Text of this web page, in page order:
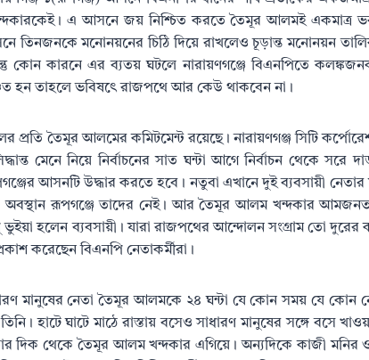
এ আসনে জয় নিশ্চিত করতে তৈমূর আলমই একমাত্র
মনোনয়নের চিঠি দিয়ে রাখলেও চূড়ান্ত মনোনয়ন
কোন কারনে এর ব্যতয় ঘটলে নারায়ণগঞ্জে বিএনপিতে
হন তাহলে ভবিষৎে রাজপথে আর কেউ থাকবেন না।
প্রতি তৈমূর আলমের কমিটমেন্ট রয়েছে। নারায়ণগঞ্জ সিটি
মেনে নিয়ে নির্বাচনের সাত ঘন্টা আগে নির্বাচন থেকে
আসনটি উদ্ধার করতে হবে। নতুবা এখানে দুই ব্যবসায়ী নেতার
রূপগঞ্জে তাদের নেই। আর তৈমূর আলম খন্দকার
ভুইয়া হলেন ব্যবসায়ী। যারা রাজপথের আন্দোলন সংগ্রাম তো দুরের
করেছেন বিএনপি নেতাকর্মীরা।
মানুষের নেতা তৈমূর আলমকে ২৪ ঘন্টা যে কোন সময় যে কোন
হাটে ঘাটে মাঠে রাস্তায় বসেও সাধারণ মানুষের সঙ্গে বসে
দিক থেকে তৈমূর আলম খন্দকার এগিয়ে। অন্যদিকে কাজী মনির